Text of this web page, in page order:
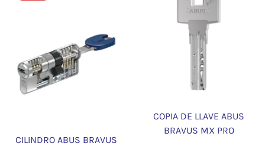
CILINDRO ABUS BRAVUS
COPIA DE LLAVE ABUS
BRAVUS MX PRO